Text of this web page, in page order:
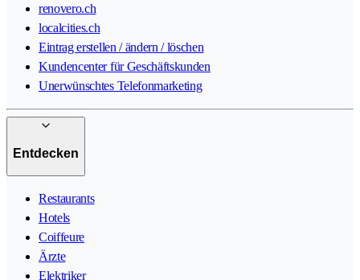
renovero.ch
localcities.ch
Eintrag erstellen / ändern / löschen
Kundencenter für Geschäftskunden
Unerwünschtes Telefonmarketing
Entdecken
Restaurants
Hotels
Coiffeure
Ärzte
Elektriker